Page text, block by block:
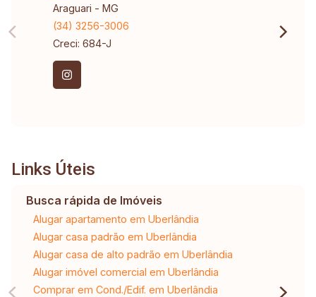
Araguari - MG
(34) 3256-3006
Creci: 684-J
Links Úteis
Busca rápida de Imóveis
Alugar apartamento em Uberlândia
Alugar casa padrão em Uberlândia
Alugar casa de alto padrão em Uberlândia
Alugar imóvel comercial em Uberlândia
Comprar em Cond./Edif. em Uberlândia